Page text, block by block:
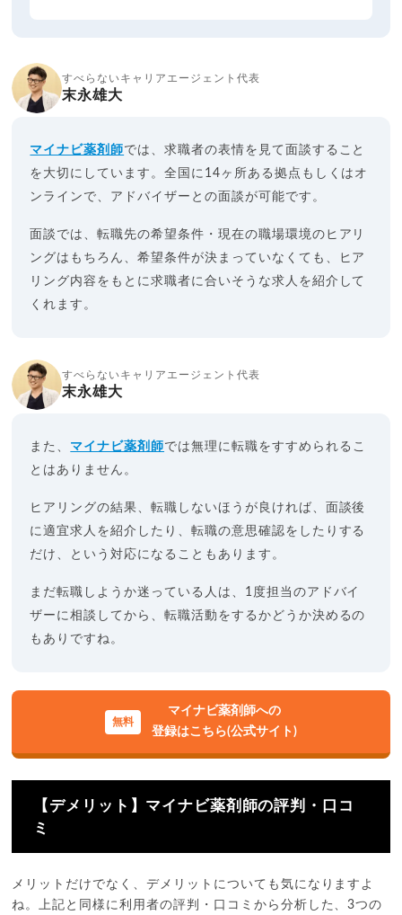
すべらないキャリアエージェント代表
末永雄大
マイナビ薬剤師では、求職者の表情を見て面談すること
を大切にしています。全国に14ヶ所ある拠点もしくはオ
ンラインで、アドバイザーとの面談が可能です。
面談では、転職先の希望条件・現在の職場環境のヒアリ
ングはもちろん、希望条件が決まっていなくても、ヒア
リング内容をもとに求職者に合いそうな求人を紹介して
くれます。
すべらないキャリアエージェント代表
末永雄大
また、 マイナビ薬剤師では無理に転職をすすめられるこ
とはありません。
ヒアリングの結果、転職しないほうが良ければ、面談後
に適宜求人を紹介したり、転職の意思確認をしたりする
だけ、という対応になることもあります。
まだ転職しようか迷っている人は、1度担当のアドバイ
ザーに相談してから、転職活動をするかどうか決めるの
もありですね。
マイナビ薬剤師への
登録はこちら(公式サイト)
【デメリット】マイナビ薬剤師の評判・口コ
ミ
メリットだけでなく、デメリットについても気になりますよ
ね。上記と同様に利用者の評判・口コミから分析した、3つの